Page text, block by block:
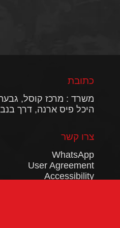
כתובת
משרד : מרכז קוסל,
היכל פיס ארנה, דרך
צרו קשר
WhatsApp
User Agreement
Accessibility